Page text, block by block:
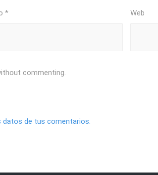
* Web
commenting.
datos de tus comentarios.